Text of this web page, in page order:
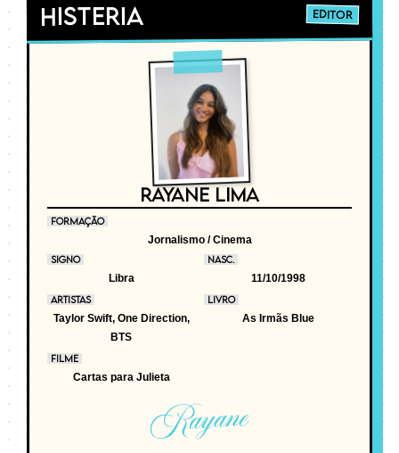
Histeria EDITOR
RAYANE LIMA
FORMAÇÃO
Jornalismo / Cinema
SIGNO
Libra
NASC.
11/10/1998
ARTISTAS
Taylor Swift, One Direction,
BTS
LIVRO
As Irmãs Blue
FILME
Cartas para Julieta
Rayane